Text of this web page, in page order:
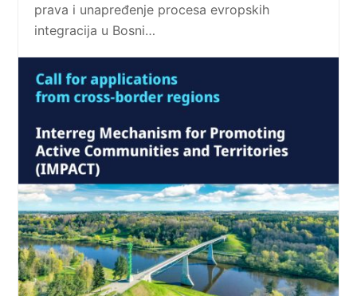
prava i unapređenje procesa evropskih
integracija u Bosni…